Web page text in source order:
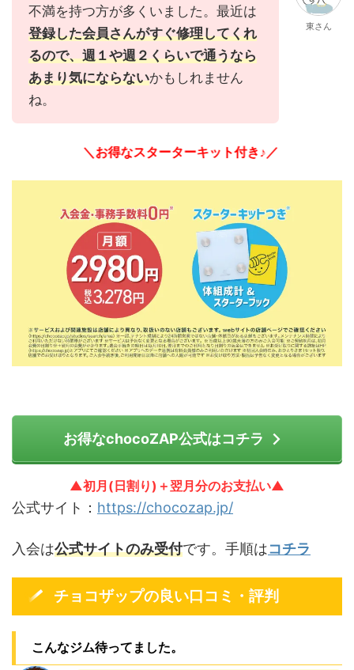
不満を持つ方が多くいました。最近は
登録した会員さんがすぐ修理してくれ
るので、週１や週２くらいで通うなら
あまり気にならないかもしれません
ね。
東さん
＼お得なスターターキット付き♪／
お得なchocoZAP公式はコチラ
▲初月(日割り)＋翌月分のお支払い▲
公式サイト： https://chocozap.jp/
入会は公式サイトのみ受付です。手順はコチラ
チョコザップの良い口コミ・評判
こんなジム待ってました。